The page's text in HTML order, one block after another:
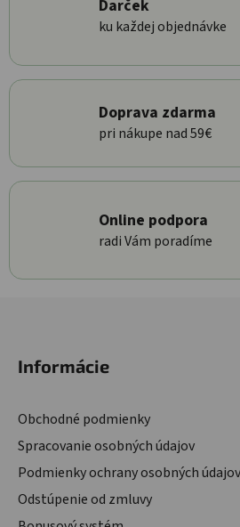
Darček
ku každej objednávke
Doprava zdarma
pri nákupe nad 59€
Online podpora
radi Vám poradíme
Informácie
Obchodné podmienky
Spracovanie osobných údajov
Podmienky ochrany osobných údajov
Odstúpenie od zmluvy